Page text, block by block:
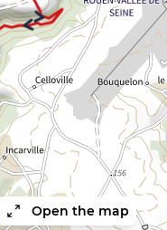
Open the map